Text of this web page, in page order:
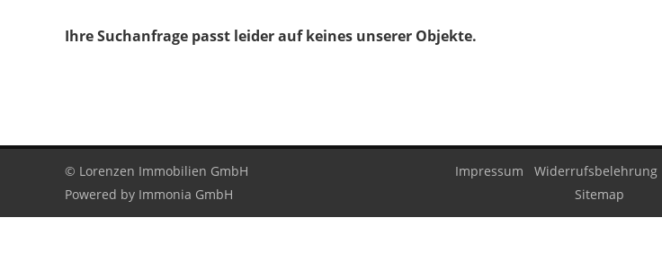
Ihre Suchanfrage passt leider auf keines unserer Objekte.
© Lorenzen Immobilien GmbH
Powered by Immonia GmbH
Impressum Widerrufsbelehrung
Sitemap